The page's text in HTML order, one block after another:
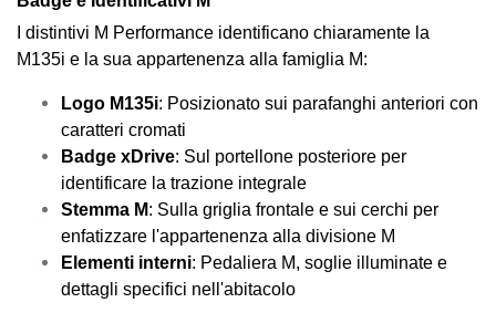
I distintivi M Performance identificano chiaramente la
M135i e la sua appartenenza alla famiglia M:
Logo M135i: Posizionato sui parafanghi anteriori con
caratteri cromati
Badge xDrive: Sul portellone posteriore per
identificare la trazione integrale
Stemma M: Sulla griglia frontale e sui cerchi per
enfatizzare l'appartenenza alla divisione M
Elementi interni: Pedaliera M, soglie illuminate e
dettagli specifici nell'abitacolo